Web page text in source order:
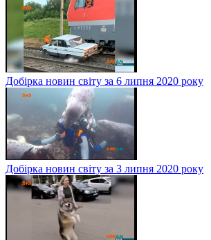
Добірка новин світу за 6 липня 2020 року
Добірка новин світу за 3 липня 2020 року